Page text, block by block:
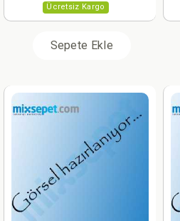
Ücretsiz Kargo
Sepete Ekle